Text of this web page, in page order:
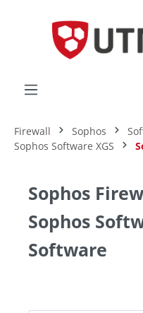
Firewall Sophos
Sophos Software XGS
Sophos
Sophos
Software